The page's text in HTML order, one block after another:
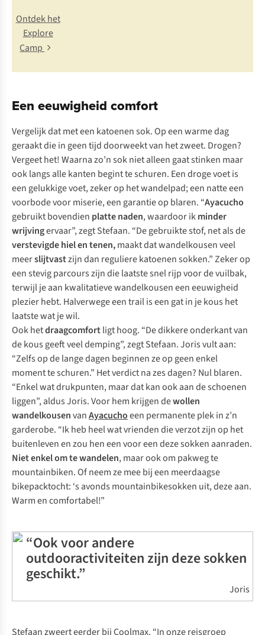
Ontdek het
Explore
Camp
Een eeuwigheid comfort
Vergelijk dat met een katoenen sok. Op een warme dag
geraakt die in geen tijd doorweekt van het zweet. Drogen?
Vergeet het! Waarna zo’n sok niet alleen gaat stinken maar
ook langs alle kanten begint te schuren. Een droge voet is
een gelukkige voet, zeker op het wandelpad; een natte een
voorbode voor miserie, een garantie op blaren. “Ayacucho
gebruikt bovendien platte naden, waardoor ikminder
wrijvingervaar”, zegt Stefaan. “De gebruikte stof, net als de
verstevigde hiel en tenen,maakt dat wandelkousen veel
meerslijtvastzijn dan reguliere katoenen sokken.” Zeker op
een stevig parcours zijn die laatste snel rijp voor de vuilbak,
terwijl je aan kwalitatieve wandelkousen een eeuwigheid
plezier hebt. Halverwege een trail is een gat in je kous het
laatste wat je wil.
Ook hetdraagcomfortligt hoog. “De dikkere onderkant van
de kous geeft veel demping”, zegt Stefaan. Joris vult aan:
“Zelfs op de lange dagen beginnen ze op geen enkel
moment te schuren.” Het verdict na zes dagen? Nul blaren.
“Enkel wat drukpunten, maar dat kan ook aan de schoenen
liggen”, aldus Joris. Voor hem krijgen dewollen
wandelkousenvanAyacuchoeen permanente plek in z’n
garderobe. “Ik heb heel wat vrienden die verzot zijn op het
buitenleven en zou hen een voor een deze sokken aanraden.
Niet enkel om te wandelen, maar ook om pakweg te
mountainbiken. Of neem ze mee bij een meerdaagse
bikepacktocht: ‘s avonds mountainbikesokken uit, deze aan.
Warm en comfortabel!”
“Ook voor andere
outdooractiviteiten zijn deze sokken
geschikt.”
Joris
Stefaan zweert eerder bij Coolmax. “In onze reisgroep